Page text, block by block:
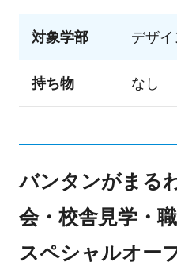
対象学部 デザ
持ち物 なし
バンタンがまる
会・校舎見学・
スペシャルオー